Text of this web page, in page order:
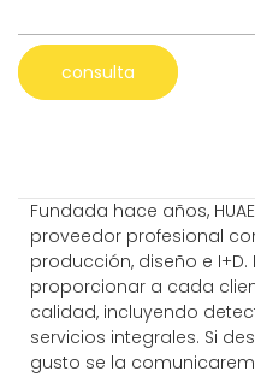
consulta
Fundada hace años,
proveedor profesional
producción, diseño e
proporcionar a cada
calidad, incluyendo
servicios integrales. Si
gusto se la